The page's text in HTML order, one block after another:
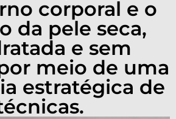
corporal e o
da pele seca,
e sem
meio de uma
estratégica de